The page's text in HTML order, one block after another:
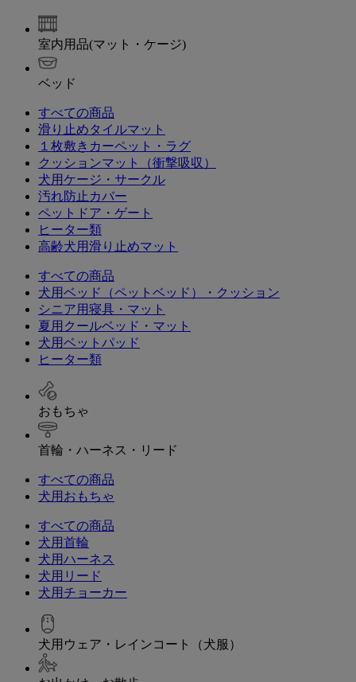
室内用品(マット・ケージ)
ベッド
すべての商品
滑り止めタイルマット
１枚敷きカーペット・ラグ
クッションマット（衝撃吸収）
犬用ケージ・サークル
汚れ防止カバー
ペットドア・ゲート
ヒーター類
高齢犬用滑り止めマット
すべての商品
犬用ベッド（ペットベッド）・クッション
シニア用寝具・マット
夏用クールベッド・マット
犬用ベットパッド
ヒーター類
おもちゃ
首輪・ハーネス・リード
すべての商品
犬用おもちゃ
すべての商品
犬用首輪
犬用ハーネス
犬用リード
犬用チョーカー
犬用ウェア・レインコート（犬服）